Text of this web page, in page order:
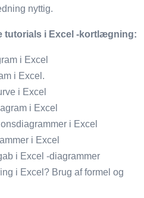
nyttig.
tutorials i Excel -kortlægning:
i Excel
i Excel.
i Excel
i Excel
i Excel
i Excel
i Excel -diagrammer
i Excel? Brug af formel og